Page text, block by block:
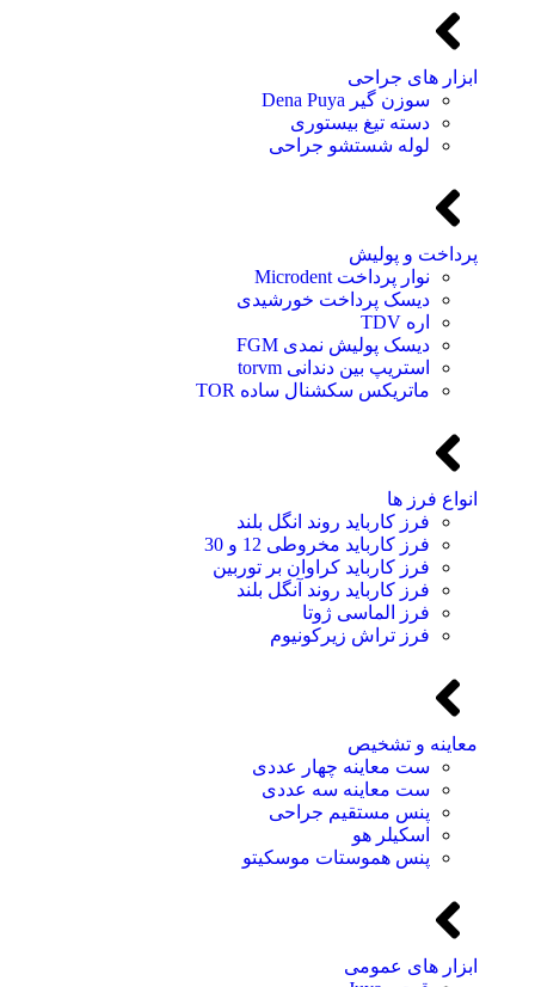
ابزار های جراحی
سوزن گیر Dena Puya
دسته تیغ بیستوری
لوله شستشو جراحی
پرداخت و پولیش
نوار پرداخت Microdent
دیسک پرداخت خورشیدی
اره TDV
دیسک پولیش نمدی FGM
استریپ بین دندانی torvm
ماتریکس سکشنال ساده TOR
انواع فرز ها
فرز کارباید روند انگل بلند
فرز کارباید مخروطی 12 و 30
فرز کارباید کراوان بر توربین
فرز کارباید روند آنگل بلند
فرز الماسی ژوتا
فرز تراش زیرکونیوم
معاینه و تشخیص
ست معاینه چهار عددی
ست معاینه سه عددی
پنس مستقیم جراحی
اسکیلر هو
پنس هموستات موسکیتو
ابزار های عمومی